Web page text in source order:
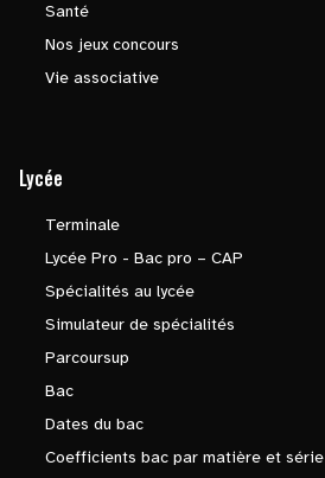
Santé
Nos jeux concours
Vie associative
Lycée
Terminale
Lycée Pro - Bac pro – CAP
Spécialités au lycée
Simulateur de spécialités
Parcoursup
Bac
Dates du bac
Coefficients bac par matière et série